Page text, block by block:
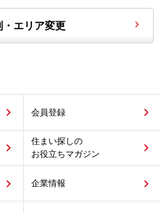
・エリア変更
会員登録
住まい探しの
お役立ちマガジン
企業情報